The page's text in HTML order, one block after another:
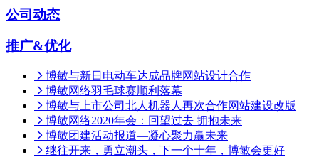
公司动态
推广&优化
博敏与新日电动车达成品牌网站设计合作
博敏网络羽毛球赛顺利落幕
博敏与上市公司北人机器人再次合作网站建设改版
博敏网络2020年会：回望过去 拥抱未来
博敏团建活动报道—凝心聚力赢未来
继往开来，勇立潮头，下一个十年，博敏会更好